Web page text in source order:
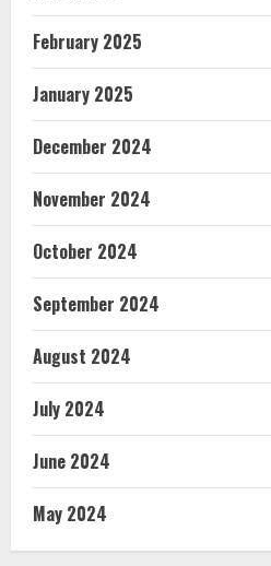
February 2025
January 2025
December 2024
November 2024
October 2024
September 2024
August 2024
July 2024
June 2024
May 2024